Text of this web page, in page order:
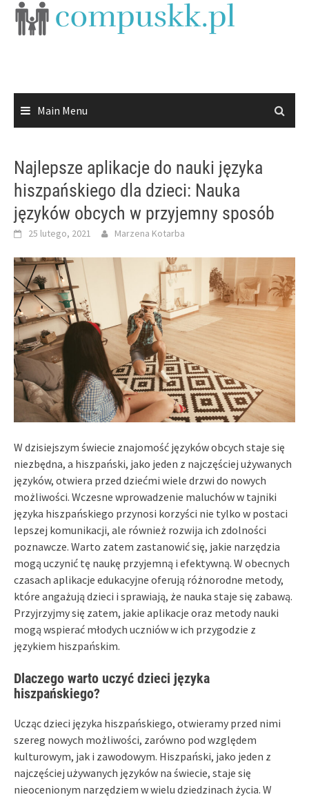
Skip
Main Menu
Najlepsze aplikacje do nauki języka
hiszpańskiego dla dzieci: Nauka
języków obcych w przyjemny sposób
25 lutego, 2021 Marzena Kotarba
W dzisiejszym świecie znajomość języków obcych staje się
niezbędna, a hiszpański, jako jeden z najczęściej używanych
języków, otwiera przed dziećmi wiele drzwi do nowych
możliwości. Wczesne wprowadzenie maluchów w tajniki
języka hiszpańskiego przynosi korzyści nie tylko w postaci
lepszej komunikacji, ale również rozwija ich zdolności
poznawcze. Warto zatem zastanowić się, jakie narzędzia
mogą uczynić tę naukę przyjemną i efektywną. W obecnych
czasach aplikacje edukacyjne oferują różnorodne metody,
które angażują dzieci i sprawiają, że nauka staje się zabawą.
Przyjrzyjmy się zatem, jakie aplikacje oraz metody nauki
mogą wspierać młodych uczniów w ich przygodzie z
językiem hiszpańskim.
Dlaczego warto uczyć dzieci języka
hiszpańskiego?
Ucząc dzieci języka hiszpańskiego, otwieramy przed nimi
szereg nowych możliwości, zarówno pod względem
kulturowym, jak i zawodowym. Hiszpański, jako jeden z
najczęściej używanych języków na świecie, staje się
nieocenionym narzędziem w wielu dziedzinach życia. W